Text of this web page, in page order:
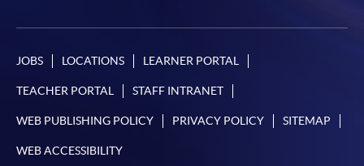
往報名中心或以郵遞方式遞交。
報讀同一學歷頒授課程內其他單元
JOBS LOCATIONS LEARNER PORTAL
TEACHER PORTAL STAFF INTRANET
WEB PUBLISHING POLICY PRIVACY POLICY SITEMAP
WEB ACCESSIBILITY